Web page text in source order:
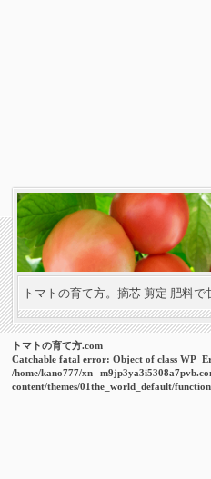
トマトの育て方。摘芯 剪定 肥料で
トマトの育て方.com
Catchable fatal error: Object of class
/home/kano777/xn--
content/themes/01the_world_default/